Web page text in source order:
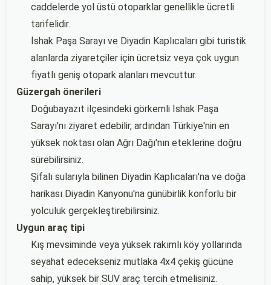
caddelerde yol üstü otoparklar genellikle ücretli
tarifelidir.
İshak Paşa Sarayı ve Diyadin Kaplıcaları gibi turistik
alanlarda ziyaretçiler için ücretsiz veya çok uygun
fiyatlı geniş otopark alanları mevcuttur.
Güzergah önerileri
Doğubayazıt ilçesindeki görkemli İshak Paşa
Sarayı'nı ziyaret edebilir, ardından Türkiye'nin en
yüksek noktası olan Ağrı Dağı'nın eteklerine doğru
sürebilirsiniz.
Şifalı sularıyla bilinen Diyadin Kaplıcaları'na ve doğa
harikası Diyadin Kanyonu'na günübirlik konforlu bir
yolculuk gerçekleştirebilirsiniz.
Uygun araç tipi
Kış mevsiminde veya yüksek rakımlı köy yollarında
seyahat edecekseniz mutlaka 4x4 çekiş gücüne
sahip, yüksek bir SUV araç tercih etmelisiniz.